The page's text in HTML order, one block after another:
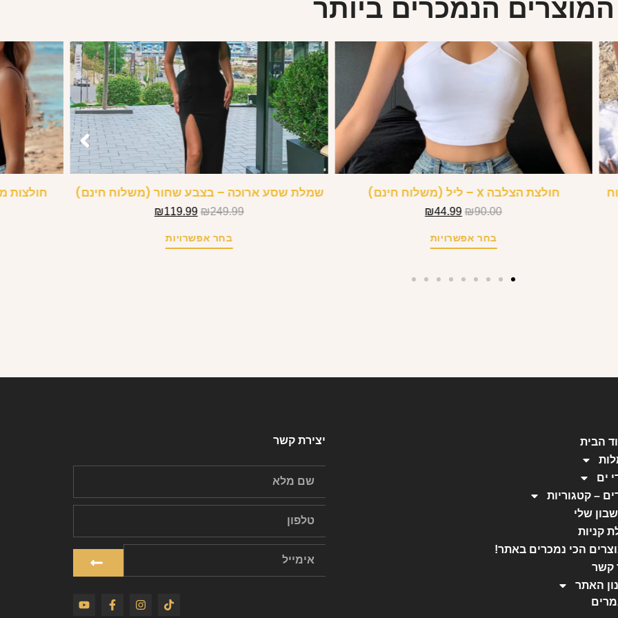
המוצרים הנמכרים ביותר
חולצת הצלבה X – ליל (משלוח חינם)
₪90.00
₪44.99
בחר אפשרויות
שמלת שסע ארוכה – בצבע שחור (משלוח חינם)
₪249.99
₪119.99
בחר אפשרויות
חולצות
הבית
ים
– קטגוריות
שלי
קניות
הכי נמכרים באתר!
קשר
האתר
יצירת קשר